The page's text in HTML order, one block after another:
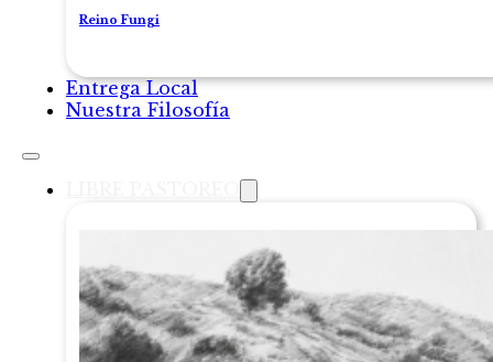
Reino Fungi
Entrega Local
Nuestra Filosofía